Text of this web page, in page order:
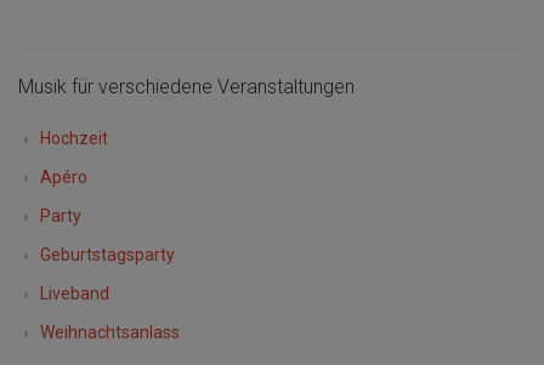
Musik für verschiedene Veranstaltungen
Hochzeit
Apéro
Party
Geburtstagsparty
Liveband
Weihnachtsanlass